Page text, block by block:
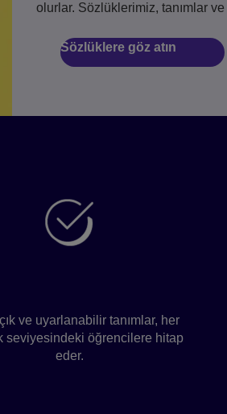
olurlar. Sözlüklerimiz, tanımlar
Sözlüklere göz atın
ve uyarlanabilir tanımlar, her
seviyesindeki öğrencilere hitap
eder.